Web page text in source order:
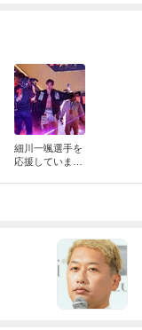
細川一颯選手を
応援していま